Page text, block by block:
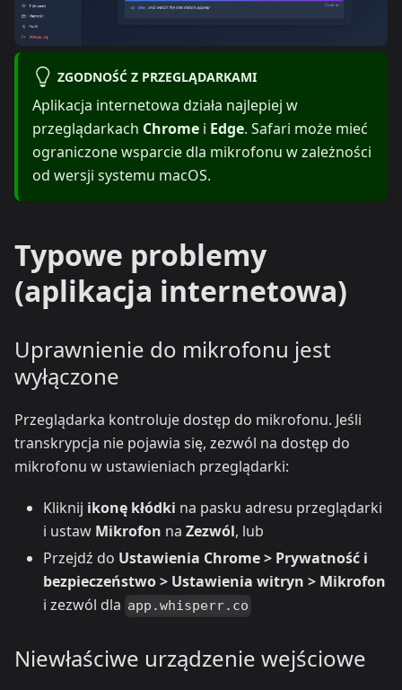
ZGODNOŚĆ Z PRZEGLĄDARKAMI
Aplikacja internetowa działa najlepiej w
przeglądarkach Chrome i Edge. Safari może mieć
ograniczone wsparcie dla mikrofonu w zależności
od wersji systemu macOS.
Typowe problemy
(aplikacja internetowa)
Uprawnienie do mikrofonu jest
wyłączone
Przeglądarka kontroluje dostęp do mikrofonu. Jeśli
transkrypcja nie pojawia się, zezwól na dostęp do
mikrofonu w ustawieniach przeglądarki:
Kliknij ikonę kłódki na pasku adresu przeglądarki
i ustaw Mikrofon na Zezwól, lub
Przejdź do Ustawienia Chrome > Prywatność i
bezpieczeństwo > Ustawienia witryn > Mikrofon
i zezwól dla app.whisperr.co
Niewłaściwe urządzenie wejściowe